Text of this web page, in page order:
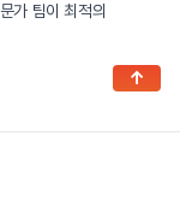
가 팀이 최적의
↑